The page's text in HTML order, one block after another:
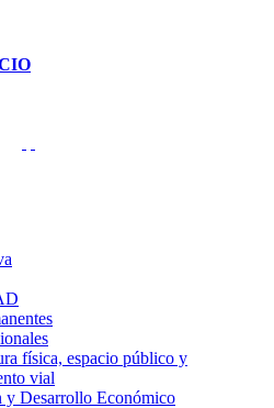
física, espacio público y
vial
y Desarrollo Económico